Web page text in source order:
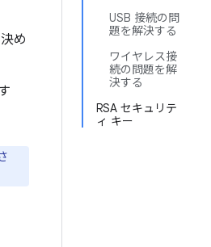
USB 接続の問
題を解決する
ワイヤレス接
続の問題を解
決する
RSA セキュリテ
ィ キー
め